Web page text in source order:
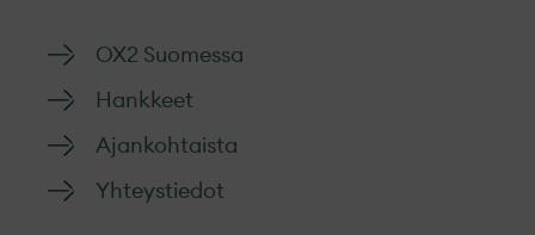
OX2 Suomessa
Hankkeet
Ajankohtaista
Yhteystiedot